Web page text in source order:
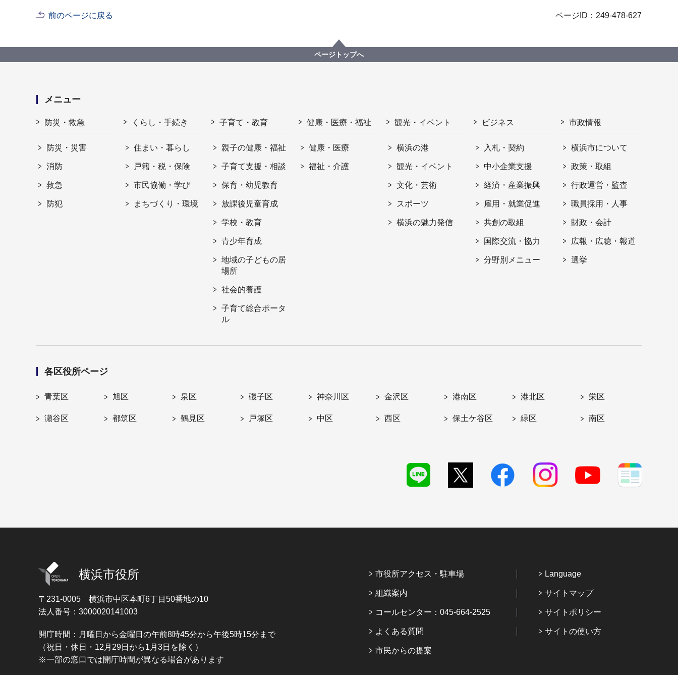
前のページに戻る ページID：249-478-627
ページトップへ
メニュー
防災・救急
防災・災害
消防
救急
防犯
くらし・手続き
住まい・暮らし
戸籍・税・保険
市民協働・学び
まちづくり・環境
子育て・教育
親子の健康・福祉
子育て支援・相談
保育・幼児教育
放課後児童育成
学校・教育
青少年育成
地域の子どもの居
場所
社会的養護
子育て総合ポータ
ル
健康・医療・福祉
健康・医療
福祉・介護
観光・イベント
横浜の港
観光・イベント
文化・芸術
スポーツ
横浜の魅力発信
ビジネス
入札・契約
中小企業支援
経済・産業振興
雇用・就業促進
共創の取組
国際交流・協力
分野別メニュー
市政情報
横浜市について
政策・取組
行政運営・監査
職員採用・人事
財政・会計
広報・広聴・報道
選挙
各区役所ページ
青葉区 旭区 泉区 磯子区 神奈川区 金沢区 港南区 港北区 栄区
瀬谷区 都筑区 鶴見区 戸塚区 中区 西区 保土ケ谷区 緑区 南区
横浜市役所
〒231-0005 横浜市中区本町6丁目50番地の10
法人番号：3000020141003
開庁時間：月曜日から金曜日の午前8時45分から午後5時15分まで
（祝日・休日・12月29日から1月3日を除く）
※一部の窓口では開庁時間が異なる場合があります
市役所アクセス・駐車場
組織案内
コールセンター：045-664-2525
よくある質問
市民からの提案
Language
サイトマップ
サイトポリシー
サイトの使い方